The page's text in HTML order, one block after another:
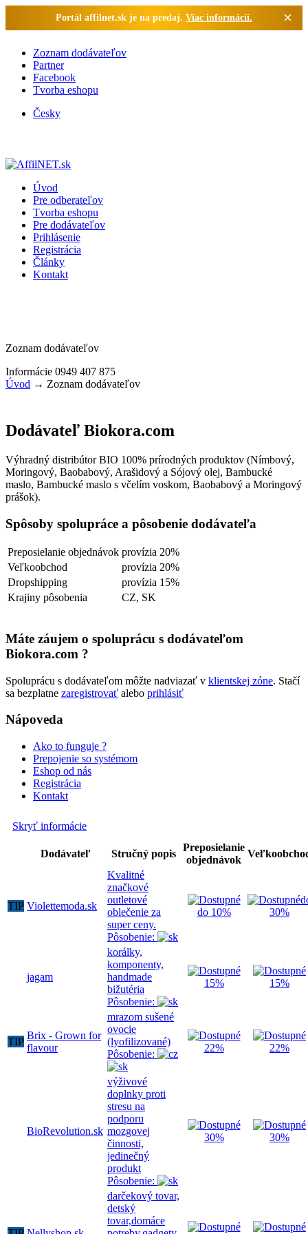
Portál affilnet.sk je na predaj. Viac informácií. ×
Zoznam dodávateľov
Partner
Facebook
Tvorba eshopu
Česky
Úvod
Pre odberateľov
Tvorba eshopu
Pre dodávateľov
Prihlásenie
Registrácia
Články
Kontakt
Zoznam dodávateľov
Informácie 0949 407 875
Úvod → Zoznam dodávateľov
Dodávateľ Biokora.com
Výhradný distribútor BIO 100% prírodných produktov (Nímbový,
Moringový, Baobabový, Arašidový a Sójový olej, Bambucké
maslo, Bambucké maslo s včelím voskom, Baobabový a Moringový
prášok).
Spôsoby spolupráce a pôsobenie dodávateľa
Preposielanie objednávok provízia 20%
Veľkoobchod
provízia 20%
Dropshipping
provízia 15%
Krajiny pôsobenia
CZ, SK
Máte záujem o spoluprácu s dodávateľom
Biokora.com ?
Spoluprácu s dodávateľom môžte nadviazať v klientskej zóne. Stačí
sa bezplatne zaregistrovať alebo prihlásiť
Nápoveda
Ako to funguje ?
Prepojenie so systémom
Eshop od nás
Registrácia
Kontakt
Skryť informácie
Dodávateľ Stručný popis
Preposielanie
objednávok
TIP Violettemoda.sk
Kvalitné
značkové
outletové
oblečenie za
super ceny.
Pôsobenie:
do 10%
30%
jagam
korálky,
komponenty,
handmade
bižutéria
Pôsobenie:
15% 15%
TIP
Brix - Grown for
flavour
mrazom sušené
ovocie
(lyofilizované)
Pôsobenie:
22% 22%
BioRevolution.sk
výživové
doplnky proti
stresu na
podporu
mozgovej
činnosti,
jedinečný
produkt
Pôsobenie:
30% 30%
darčekový tovar,
detský
tovar,domáce